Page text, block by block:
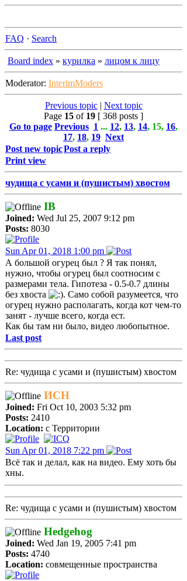
FAQ · Search
Board index » курилка » лицом к лицу
Moderator: InterimModers
Previous topic| Next topic
Page 15 of 19 [ 368 posts ]
Go to page Previous 1 ... 12, 13, 14, 15, 16,
17, 18, 19 Next
Post new topicPost a reply
Print view
чудища с усами и (пушистым) хвостом
IB
Joined: Wed Jul 25, 2007 9:12 pm
Posts: 8030
Sun Apr 01, 2018 1:00 pm
А большой огурец был ? Я так понял,
нужно, чтобы огурец был соотносим с
размерами тела. Гипотеза - 0.5-0.7 длины
без хвоста
. Само собой разумеется, что
огурец нужно располагать, когда кот чем-то
занят - лучше всего, когда ест.
Как бы там ни было, видео любопытное.
Last post
Re: чудища с усами и (пушистым) хвостом
ИСН
Joined: Fri Oct 10, 2003 5:32 pm
Posts: 2410
Location: с Территории
Sun Apr 01, 2018 7:22 pm
Всё так и делал, как на видео. Ему хоть бы
хны.
Re: чудища с усами и (пушистым) хвостом
Hedgehog
Joined: Wed Jan 19, 2005 7:41 pm
Posts: 4740
Location: совмещенные пространства